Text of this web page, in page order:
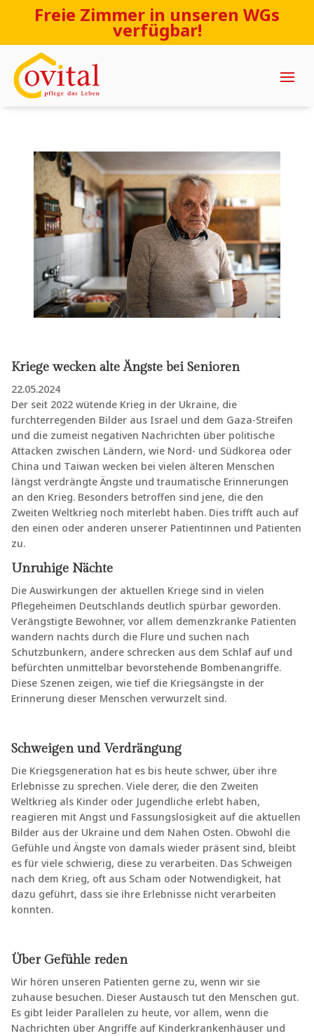
Freie Zimmer in unseren WGs
verfügbar!
Kriege wecken alte Ängste bei Senioren
22.05.2024
Der seit 2022 wütende Krieg in der Ukraine, die
furchterregenden Bilder aus Israel und dem Gaza-Streifen
und die zumeist negativen Nachrichten über politische
Attacken zwischen Ländern, wie Nord- und Südkorea oder
China und Taiwan wecken bei vielen älteren Menschen
längst verdrängte Ängste und traumatische Erinnerungen
an den Krieg. Besonders betroffen sind jene, die den
Zweiten Weltkrieg noch miterlebt haben. Dies trifft auch auf
den einen oder anderen unserer Patientinnen und Patienten
zu.
Unruhige Nächte
Die Auswirkungen der aktuellen Kriege sind in vielen
Pflegeheimen Deutschlands deutlich spürbar geworden.
Verängstigte Bewohner, vor allem demenzkranke Patienten
wandern nachts durch die Flure und suchen nach
Schutzbunkern, andere schrecken aus dem Schlaf auf und
befürchten unmittelbar bevorstehende Bombenangriffe.
Diese Szenen zeigen, wie tief die Kriegsängste in der
Erinnerung dieser Menschen verwurzelt sind.
Schweigen und Verdrängung
Die Kriegsgeneration hat es bis heute schwer, über ihre
Erlebnisse zu sprechen. Viele derer, die den Zweiten
Weltkrieg als Kinder oder Jugendliche erlebt haben,
reagieren mit Angst und Fassungslosigkeit auf die aktuellen
Bilder aus der Ukraine und dem Nahen Osten. Obwohl die
Gefühle und Ängste von damals wieder präsent sind, bleibt
es für viele schwierig, diese zu verarbeiten. Das Schweigen
nach dem Krieg, oft aus Scham oder Notwendigkeit, hat
dazu geführt, dass sie ihre Erlebnisse nicht verarbeiten
konnten.
Über Gefühle reden
Wir hören unseren Patienten gerne zu, wenn wir sie
zuhause besuchen. Dieser Austausch tut den Menschen gut.
Es gibt leider Parallelen zu heute, vor allem, wenn die
Nachrichten über Angriffe auf Kinderkrankenhäuser und